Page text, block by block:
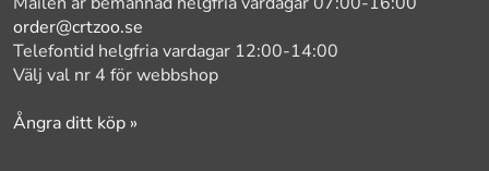
order@crtzoo.se
Telefontid helgfria vardagar 12:00-14:00
Välj val nr 4 för webbshop
Ångra ditt köp »